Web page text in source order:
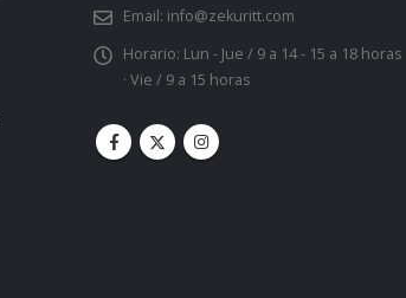
Email: info@zekuritt.com
Horario: Lun - Jue / 9 a 14 - 15 a 18 horas
· Vie / 9 a 15 horas